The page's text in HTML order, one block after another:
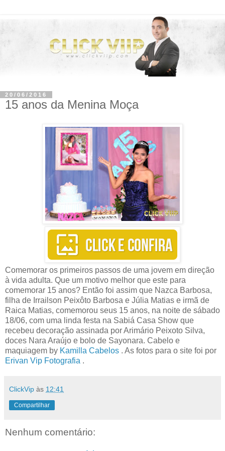
20/06/2016
15 anos da Menina Moça
Comemorar os primeiros passos de uma jovem em direção
à vida adulta. Que um motivo melhor que este para
comemorar 15 anos? Então foi assim que Nazca Barbosa,
filha de Irrailson Peixôto Barbosa e Júlia Matias e irmã de
Raica Matias, comemorou seus 15 anos, na noite de sábado
18/06, com uma linda festa na Sabiá Casa Show que
recebeu decoração assinada por Arimário Peixoto Silva,
doces Nara Araújo e bolo de Sayonara. Cabelo e
maquiagem by Kamilla Cabelos . As fotos para o site foi por
Erivan Vip Fotografia .
ClickVip às 12:41
Compartilhar
Nenhum comentário: